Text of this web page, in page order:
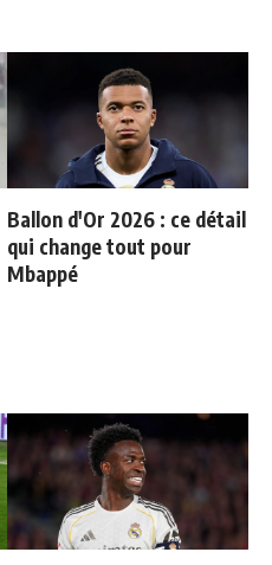
Ballon d'Or 2026 : ce détail
qui change tout pour
Mbappé